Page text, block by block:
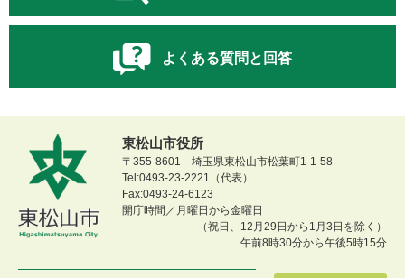
よくある質問と回答
東松山市役所
〒355-8601 埼玉県東松山市松葉町1-1-58
Tel:0493-23-2221（代表）
Fax:0493-24-6123
開庁時間／月曜日から金曜日
（祝日、12月29日から1月3日を除く）
午前8時30分から午後5時15分